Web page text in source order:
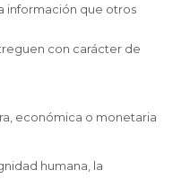
información que otros
con carácter de
económica o monetaria
humana, la